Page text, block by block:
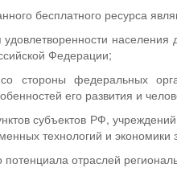
бесплатного ресурса
населения
Федерации;
стороны федеральных
его развития и
субъектов РФ,
технологий и экономики
отраслей